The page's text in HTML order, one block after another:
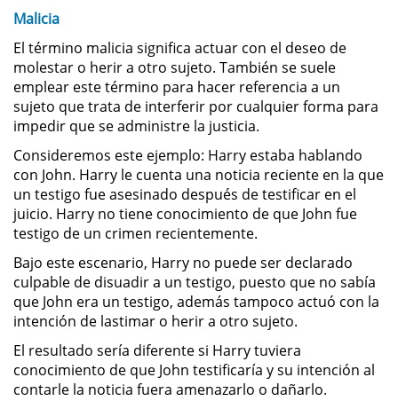
Trabajadores
Fraude de Seguro de Auto
Fraude del Seguro de
Desempleo
Fraude de Tarjetas de Crédito
Práctica No Autorizada de la
Medicina
Delitos de Hurto
Hurto Mayor
Hurto Mayor de Auto
Malicia
El término malicia significa actuar con el deseo de
molestar o herir a otro sujeto. También se suele
emplear este término para hacer referencia a un
sujeto que trata de interferir por cualquier forma para
impedir que se administre la justicia.
Consideremos este ejemplo: Harry estaba hablando
con John. Harry le cuenta una noticia reciente en la que
un testigo fue asesinado después de testificar en el
juicio. Harry no tiene conocimiento de que John fue
testigo de un crimen recientemente.
Bajo este escenario, Harry no puede ser declarado
culpable de disuadir a un testigo, puesto que no sabía
que John era un testigo, además tampoco actuó con la
intención de lastimar o herir a otro sujeto.
El resultado sería diferente si Harry tuviera
conocimiento de que John testificaría y su intención al
contarle la noticia fuera amenazarlo o dañarlo.